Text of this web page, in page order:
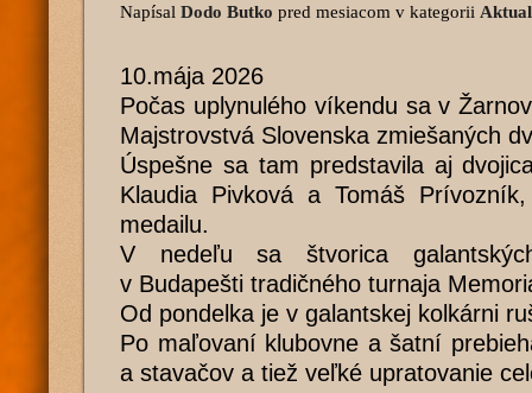
Napísal Dodo Butko pred mesiacom v kategorii
10.mája 2026
Počas uplynulého víkendu sa v
Majstrovstvá Slovenska zmiešaných
Úspešne sa tam predstavila aj
Klaudia Pivková a Tomáš
medailu.
V nedeľu sa štvorica
v Budapešti tradičného turnaja
Od pondelka je v galantskej kolkárni
Po maľovaní klubovne a šatní
a stavačov a tiež veľké upratovanie